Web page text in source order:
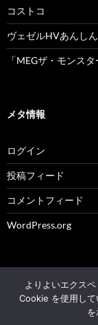
コストコ
ヴェゼルHVあんし
「MEGザ・モンスタ
メタ情報
ログイン
投稿フィード
コメントフィード
WordPress.org
© 2004 - 2026 NK's
よりよいエクス
Cookie を使用し
を